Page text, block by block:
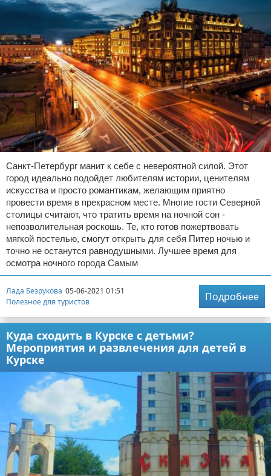
Санкт-Петербург манит к себе с невероятной силой. Этот
город идеально подойдет любителям истории, ценителям
искусства и просто романтикам, желающим приятно
провести время в прекрасном месте. Многие гости Северной
столицы считают, что тратить время на ночной сон -
непозволительная роскошь. Те, кто готов пожертвовать
мягкой постелью, смогут открыть для себя Питер ночью и
точно не останутся равнодушными. Лучшее время для
осмотра ночного города Самым
Лада Безрукова 05-06-2021 01:51
Полезное для туристов
Подробнее
Куда сходить в Курске с детьми?
Мероприятия и развлечения для детей в
Курске